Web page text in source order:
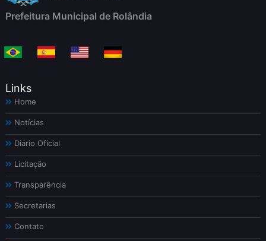
Prefeitura Municipal de Rolândia
Links
Home
Notícias
Diário Oficial
Licitação
Transparência
Secretarias
Contato